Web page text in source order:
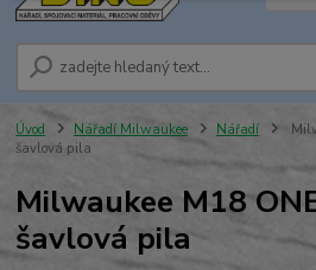
Úvod Nářadí Milwaukee Nářadí
šavlová pila
Milwaukee M18
šavlová pila